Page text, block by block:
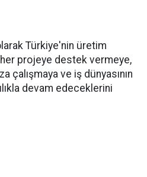
Türkiye'nin üretim
projeye destek vermeye,
çalışmaya ve iş dünyasının
devam edeceklerini